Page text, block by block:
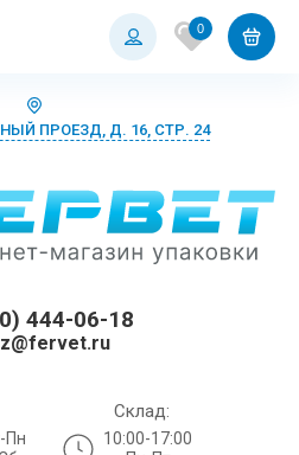
0
ПРОЕЗД, Д. 16, СТР. 24
444-06-18
Пн
Склад:
10:00-17:00